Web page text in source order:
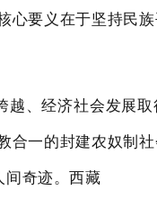
心要义在于坚持民
越、经济社会发展
合一的封建农奴制
间奇迹。西藏